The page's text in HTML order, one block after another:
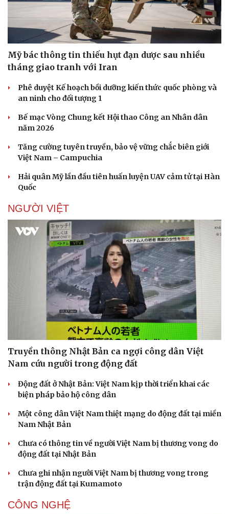
Sức khỏe
Cây thuốc
Sản phụ khoa
Nhi khoa
Nam khoa
Blog
Mỹ bác thông tin thiếu hụt đạn dược sau nhiều
tháng giao tranh với Iran
Phê duyệt Kế hoạch bồi dưỡng kiến thức quốc phòng và
an ninh cho đối tượng 1
Bế mạc Vòng Chung kết Hội thao Công an Nhân dân
năm 2026
Tăng cường tuyên truyền, bảo vệ vững chắc biên giới
Việt Nam – Campuchia
Hải quân Mỹ lần đầu tiên huấn luyện UAV cảm tử tại Hàn
Quốc
NGƯỜI VIỆT
Truyền thông Nhật Bản ca ngợi công dân Việt
Nam cứu người trong động đất
Động đất ở Nhật Bản: Việt Nam kịp thời triển khai các
biện pháp bảo hộ công dân
Một công dân Việt Nam thiệt mạng do động đất tại miền
Nam Nhật Bản
Chưa có thông tin về người Việt Nam bị thương vong do
động đất tại Nhật Bản
Chưa ghi nhận người Việt Nam bị thương vong trong
trận động đất tại Kumamoto
CÔNG NGHỆ